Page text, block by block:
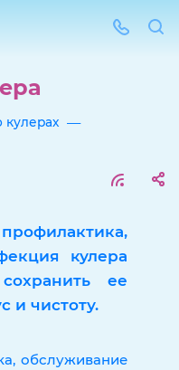
кулерах —
кулера
ее
и чистоту.
обслуживание